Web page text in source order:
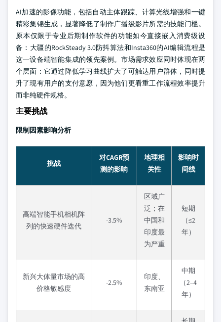
AI加速的影像功能，包括自动主体跟踪、计算光线增强和一键
精彩集锦生成，显著降低了制作广播级影片所需的技能门槛。
原本仅限于专业后期制作软件的功能如今直接嵌入消费级设
备：大疆的RockSteady 3.0防抖算法和Insta360的AI编辑流程是
这一设备端智能集成的领先案例。市场需求效应同时体现在两
个层面：它通过降低学习曲线扩大了可触达用户群体，同时提
升了现有用户的支付意愿，因为他们更看重工作流程效率提升
而非纯硬件规格。
主要挑战
限制因素影响分析
挑战
对CAGR预
测的影响
地理相
关性
影响时
间线
高端智能手机相机阵
列的快速硬件迭代
-3.5%
区域广
泛；在
中国和
印度最
为严重
短期
（≤2
年）
新兴大体量市场的高
价格敏感度
-2.5%
印度、
东南亚
中期
（2–4
年）